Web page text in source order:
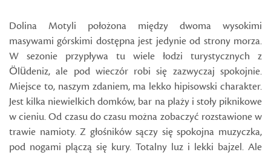
Dolina Motyli położona między dwoma wysokimi
masywami górskimi dostępna jest jedynie od strony morza.
W sezonie przypływa tu wiele łodzi turystycznych z
Ölüdeniz, ale pod wieczór robi się zazwyczaj spokojnie.
Miejsce to, naszym zdaniem, ma lekko hipisowski charakter.
Jest kilka niewielkich domków, bar na plaży i stoły piknikowe
w cieniu. Od czasu do czasu można zobaczyć rozstawione w
trawie namioty. Z głośników sączy się spokojna muzyczka,
pod nogami plączą się kury. Totalny luz i lekki bajzel. Ale